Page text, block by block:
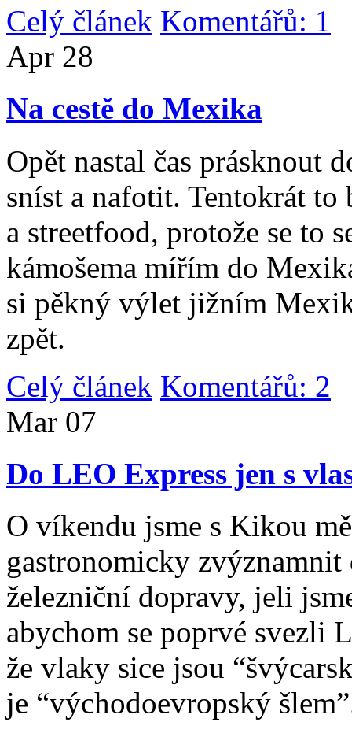
Celý článek Komentářů: 1
Apr 28
Na cestě do Mexika
Opět nastal čas prásknout
sníst a nafotit. Tentokrát
a streetfood, protože se to
kámošema mířím do
si pěkný výlet jižním
zpět.
Celý článek Komentářů: 2
Mar 07
Do LEO Express jen s
O víkendu jsme s Kikou
gastronomicky
železniční dopravy, jeli
abychom se poprvé svezli
že vlaky sice jsou
je “východoevropský